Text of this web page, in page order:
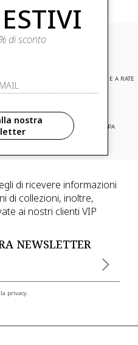
PAGAMENTI SICURI E A RATE
CONSEGNA IN TUTTA EUROPA
di ricevere informazioni
di collezioni, inoltre,
ai nostri clienti VIP
NEWSLETTER
privacy.
di sconto
nostra